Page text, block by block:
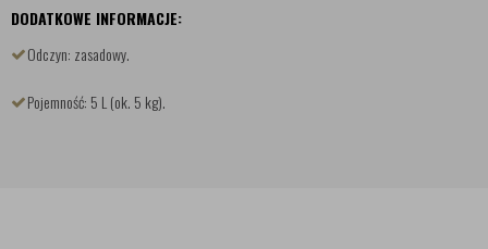
DODATKOWE INFORMACJE:
Odczyn: zasadowy.
Pojemność: 5 L (ok. 5 kg).